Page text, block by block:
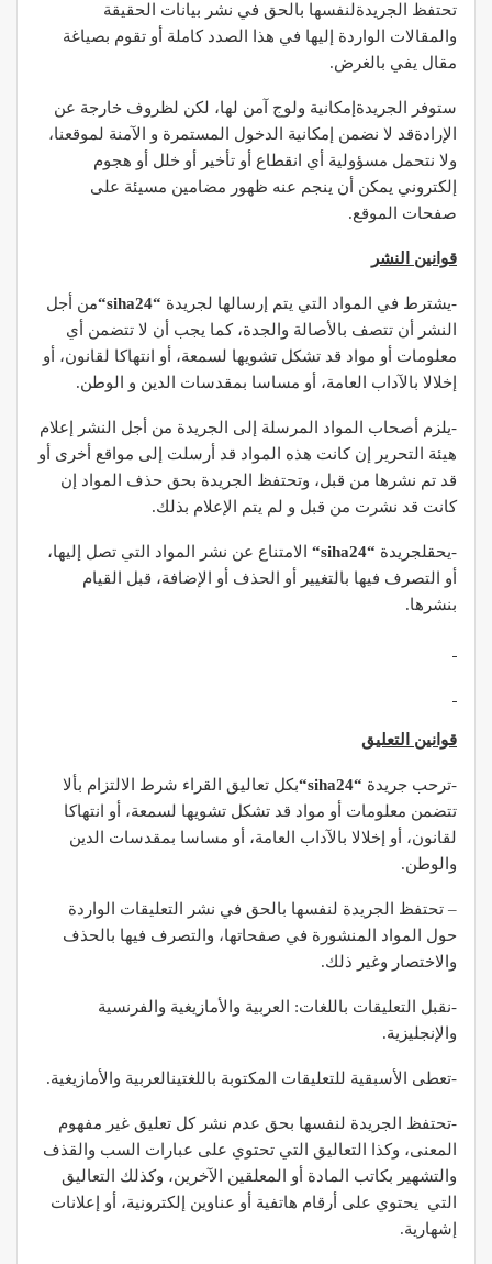
تحتفظ الجريدةلنفسها بالحق في نشر بيانات الحقيقة
والمقالات الواردة إليها في هذا الصدد كاملة أو تقوم بصياغة
مقال يفي بالغرض.
ستوفر الجريدةإمكانية ولوج آمن لها، لكن لظروف خارجة عن
الإرادةقد لا نضمن إمكانية الدخول المستمرة و الآمنة لموقعنا،
ولا نتحمل مسؤولية أي انقطاع أو تأخير أو خلل أو هجوم
إلكتروني يمكن أن ينجم عنه ظهور مضامين مسيئة على
صفحات الموقع.
قوانين النشر
-يشترط في المواد التي يتم إرسالها لجريدة “
siha24
“من أجل
النشر أن تتصف بالأصالة والجدة، كما يجب أن لا تتضمن أي
معلومات أو مواد قد تشكل تشويها لسمعة، أو انتهاكا لقانون، أو
إخلالا بالآداب العامة، أو مساسا بمقدسات الدين و الوطن.
-يلزم أصحاب المواد المرسلة إلى الجريدة من أجل النشر إعلام
هيئة التحرير إن كانت هذه المواد قد أرسلت إلى مواقع أخرى أو
قد تم نشرها من قبل، وتحتفظ الجريدة بحق حذف المواد إن
كانت قد نشرت من قبل و لم يتم الإعلام بذلك.
-يحقلجريدة “
siha24
“ الامتناع عن نشر المواد التي تصل إليها،
أو التصرف فيها بالتغيير أو الحذف أو الإضافة، قبل القيام
بنشرها.
قوانين التعليق
-ترحب جريدة “
siha24
“بكل تعاليق القراء شرط الالتزام بألا
تتضمن معلومات أو مواد قد تشكل تشويها لسمعة، أو انتهاكا
لقانون، أو إخلالا بالآداب العامة، أو مساسا بمقدسات الدين
والوطن.
– تحتفظ الجريدة لنفسها بالحق في نشر التعليقات الواردة
حول المواد المنشورة في صفحاتها، والتصرف فيها بالحذف
والاختصار وغير ذلك.
-نقبل التعليقات باللغات: العربية والأمازيغية والفرنسية
والإنجليزية.
-تعطى الأسبقية للتعليقات المكتوبة باللغتينالعربية والأمازيغية.
-تحتفظ الجريدة لنفسها بحق عدم نشر كل تعليق غير مفهوم
المعنى، وكذا التعاليق التي تحتوي على عبارات السب والقذف
والتشهير بكاتب المادة أو المعلقين الآخرين، وكذلك التعاليق
التي يحتوي على أرقام هاتفية أو عناوين إلكترونية، أو إعلانات
إشهارية.